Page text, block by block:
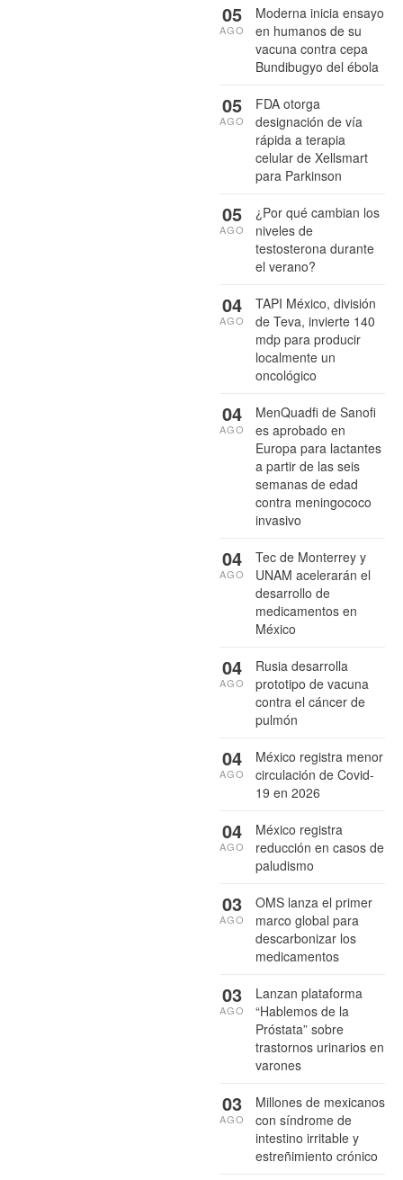
Moderna inicia ensayo
en humanos de su
vacuna contra cepa
Bundibugyo del ébola
05
AGO
FDA otorga
designación de vía
rápida a terapia
celular de Xellsmart
para Parkinson
05
AGO
¿Por qué cambian los
niveles de
testosterona durante
el verano?
05
AGO
TAPI México, división
de Teva, invierte 140
mdp para producir
localmente un
oncológico
04
AGO
MenQuadfi de Sanofi
es aprobado en
Europa para lactantes
a partir de las seis
semanas de edad
contra meningococo
invasivo
04
AGO
Tec de Monterrey y
UNAM acelerarán el
desarrollo de
medicamentos en
México
04
AGO
Rusia desarrolla
prototipo de vacuna
contra el cáncer de
pulmón
04
AGO
México registra menor
circulación de Covid-
19 en 2026
04
AGO
México registra
reducción en casos de
paludismo
04
AGO
OMS lanza el primer
marco global para
descarbonizar los
medicamentos
03
AGO
Lanzan plataforma
“Hablemos de la
Próstata” sobre
trastornos urinarios en
varones
03
AGO
Millones de mexicanos
con síndrome de
intestino irritable y
estreñimiento crónico
03
AGO